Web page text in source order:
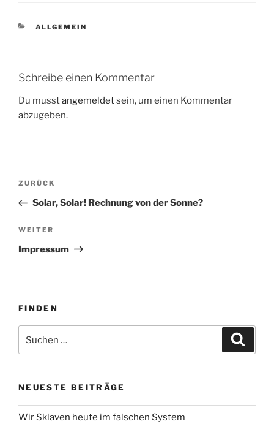
KATEGORIEN
ALLGEMEIN
Schreibe einen Kommentar
Du musstangemeldetsein, um einen Kommentar
abzugeben.
Beitragsnavigation
Vorheriger
Beitrag
ZURÜCK
Solar, Solar! Rechnung von der Sonne?
Nächster
Beitrag
WEITER
Impressum
FINDEN
nach:
NEUESTE BEITRÄGE
Wir Sklaven heute im falschen System